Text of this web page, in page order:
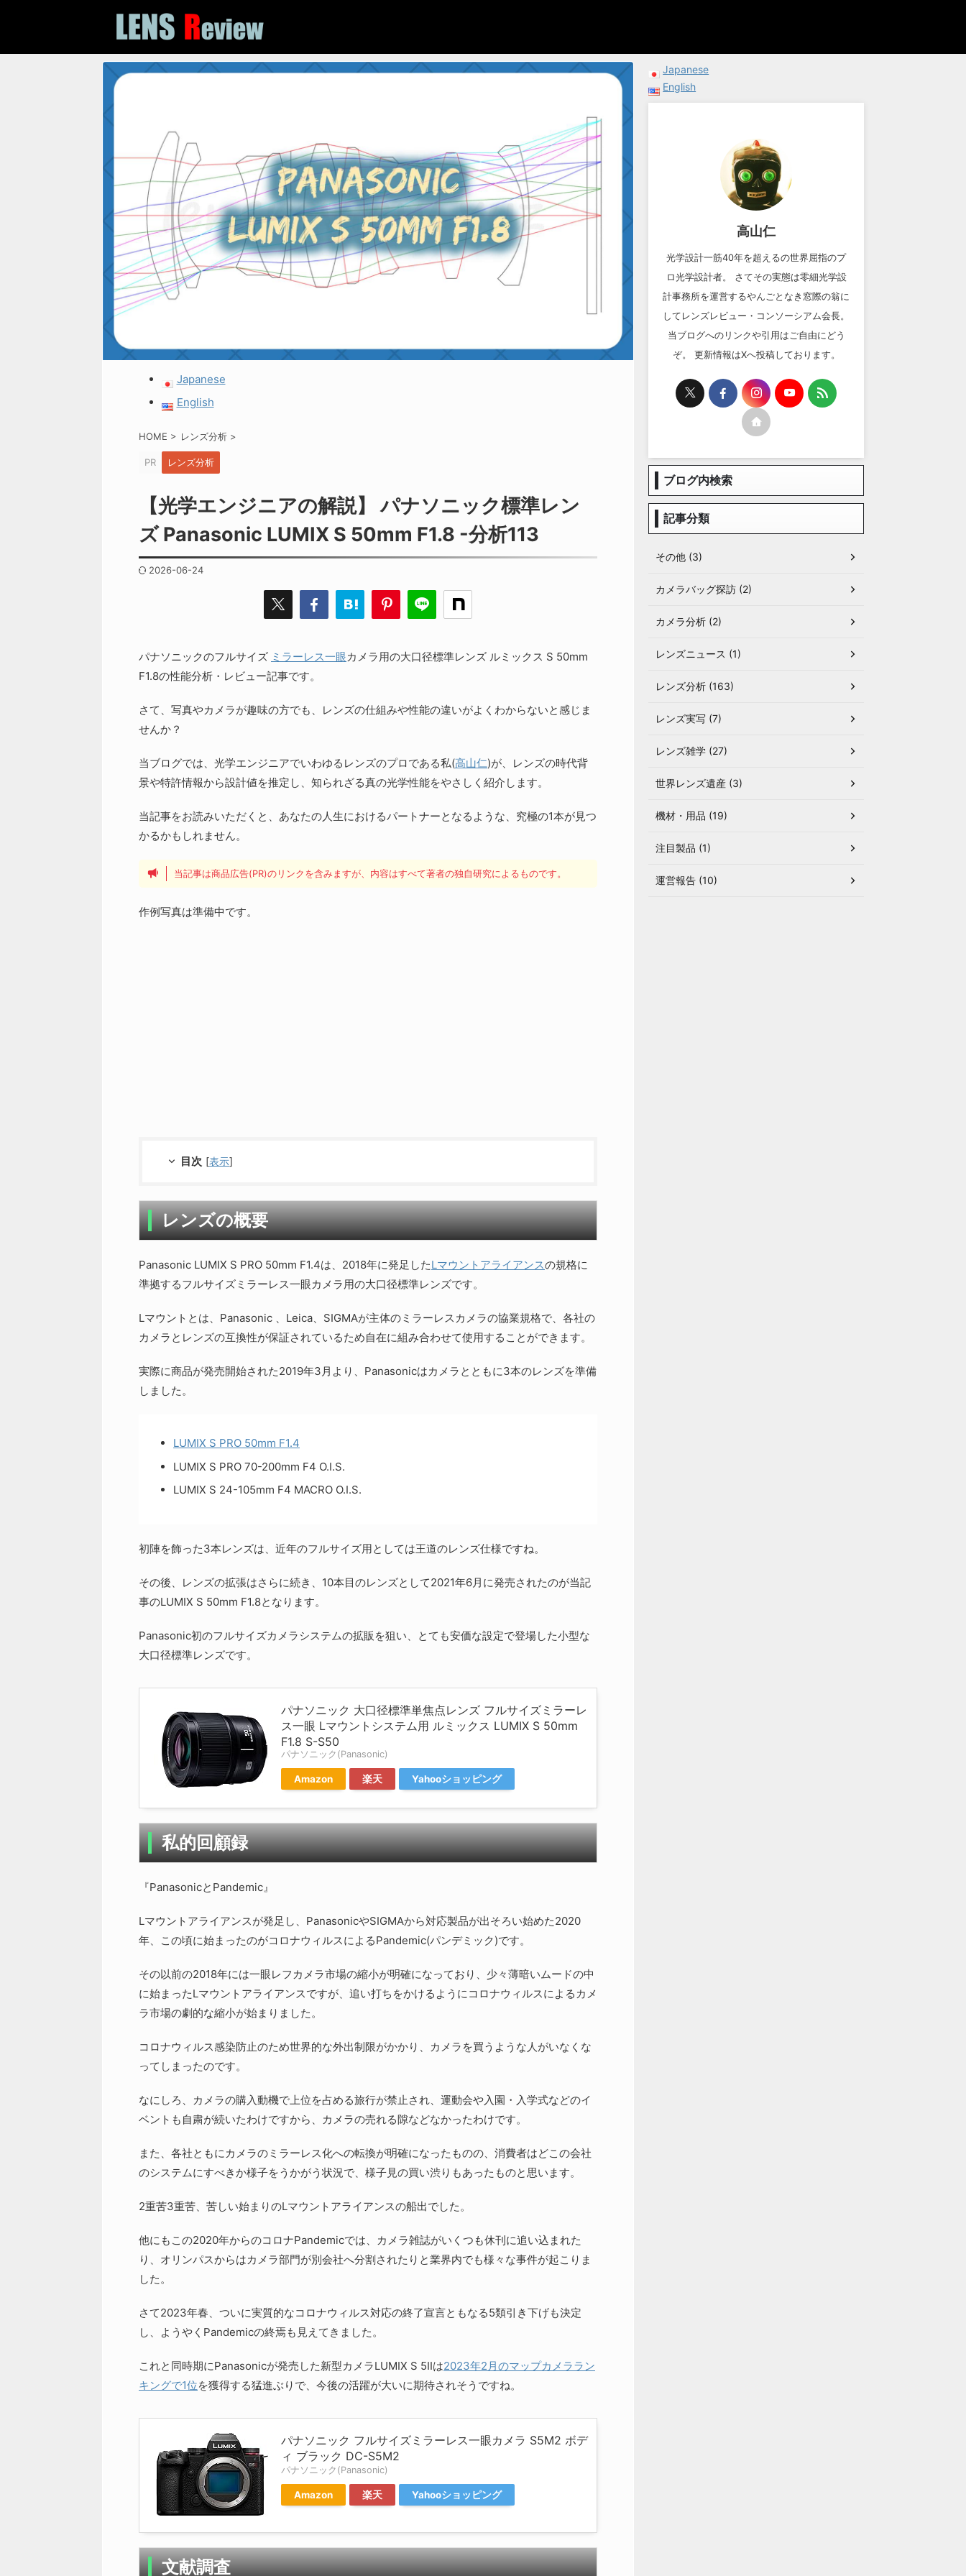
Japanese
English
HOME > レンズ分析 >
PR レンズ分析
【光学エンジニアの解説】 パナソニック標準レン
ズ Panasonic LUMIX S 50mm F1.8 -分析113
2026-06-24
パナソニックのフルサイズ ミラーレス一眼カメラ用の大口径標準レンズ ルミックス S 50mm
F1.8の性能分析・レビュー記事です。
さて、写真やカメラが趣味の方でも、レンズの仕組みや性能の違いがよくわからないと感じま
せんか？
当ブログでは、光学エンジニアでいわゆるレンズのプロである私(高山仁)が、レンズの時代背
景や特許情報から設計値を推定し、知られざる真の光学性能をやさしく紹介します。
当記事をお読みいただくと、あなたの人生におけるパートナーとなるような、究極の1本が見つ
かるかもしれません。
当記事は商品広告(PR)のリンクを含みますが、内容はすべて著者の独自研究によるものです。
作例写真は準備中です。
目次 [表示]
レンズの概要
Panasonic LUMIX S PRO 50mm F1.4は、2018年に発足したLマウントアライアンスの規格に
準拠するフルサイズミラーレス一眼カメラ用の大口径標準レンズです。
Lマウントとは、Panasonic 、Leica、SIGMAが主体のミラーレスカメラの協業規格で、各社の
カメラとレンズの互換性が保証されているため自在に組み合わせて使用することができます。
実際に商品が発売開始された2019年3月より、Panasonicはカメラとともに3本のレンズを準備
しました。
LUMIX S PRO 50mm F1.4
LUMIX S PRO 70-200mm F4 O.I.S.
LUMIX S 24-105mm F4 MACRO O.I.S.
初陣を飾った3本レンズは、近年のフルサイズ用としては王道のレンズ仕様ですね。
その後、レンズの拡張はさらに続き、10本目のレンズとして2021年6月に発売されたのが当記
事のLUMIX S 50mm F1.8となります。
Panasonic初のフルサイズカメラシステムの拡販を狙い、とても安価な設定で登場した小型な
大口径標準レンズです。
パナソニック 大口径標準単焦点レンズ フルサイズミラーレ
ス一眼 Lマウントシステム用 ルミックス LUMIX S 50mm
F1.8 S-S50
パナソニック(Panasonic)
Amazon 楽天 Yahooショッピング
私的回顧録
『PanasonicとPandemic』
Lマウントアライアンスが発足し、PanasonicやSIGMAから対応製品が出そろい始めた2020
年、この頃に始まったのがコロナウィルスによるPandemic(パンデミック)です。
その以前の2018年には一眼レフカメラ市場の縮小が明確になっており、少々薄暗いムードの中
に始まったLマウントアライアンスですが、追い打ちをかけるようにコロナウィルスによるカメ
ラ市場の劇的な縮小が始まりました。
コロナウィルス感染防止のため世界的な外出制限がかかり、カメラを買うような人がいなくな
ってしまったのです。
なにしろ、カメラの購入動機で上位を占める旅行が禁止され、運動会や入園・入学式などのイ
ベントも自粛が続いたわけですから、カメラの売れる隙などなかったわけです。
また、各社ともにカメラのミラーレス化への転換が明確になったものの、消費者はどこの会社
のシステムにすべきか様子をうかがう状況で、様子見の買い渋りもあったものと思います。
2重苦3重苦、苦しい始まりのLマウントアライアンスの船出でした。
他にもこの2020年からのコロナPandemicでは、カメラ雑誌がいくつも休刊に追い込まれた
り、オリンパスからはカメラ部門が別会社へ分割されたりと業界内でも様々な事件が起こりま
した。
さて2023年春、ついに実質的なコロナウィルス対応の終了宣言ともなる5類引き下げも決定
し、ようやくPandemicの終焉も見えてきました。
これと同時期にPanasonicが発売した新型カメラLUMIX S 5IIは2023年2月のマップカメララン
キングで1位を獲得する猛進ぶりで、今後の活躍が大いに期待されそうですね。
パナソニック フルサイズミラーレス一眼カメラ S5M2 ボデ
ィ ブラック DC-S5M2
パナソニック(Panasonic)
Amazon 楽天 Yahooショッピング
文献調査
Japanese
English
高山仁
光学設計一筋40年を超えるの世界屈指のプ
ロ光学設計者。 さてその実態は零細光学設
計事務所を運営するやんごとなき窓際の翁に
してレンズレビュー・コンソーシアム会長。
当ブログへのリンクや引用はご自由にどう
ぞ。 更新情報はXへ投稿しております。
ブログ内検索
記事分類
その他 (3)
カメラバッグ探訪 (2)
カメラ分析 (2)
レンズニュース (1)
レンズ分析 (163)
レンズ実写 (7)
レンズ雑学 (27)
世界レンズ遺産 (3)
機材・用品 (19)
注目製品 (1)
運営報告 (10)